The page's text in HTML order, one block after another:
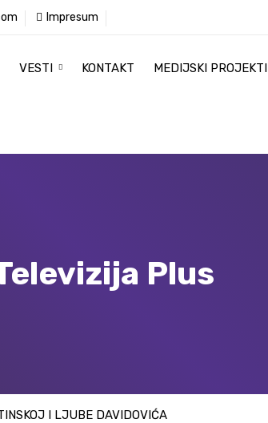
Impresum
VESTI KONTAKT MEDIJSKI PROJEKTI
Plus
I LJUBE DAVIDOVIĆA